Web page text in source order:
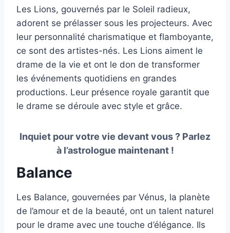
Les Lions, gouvernés par le Soleil radieux,
adorent se prélasser sous les projecteurs. Avec
leur personnalité charismatique et flamboyante,
ce sont des artistes-nés. Les Lions aiment le
drame de la vie et ont le don de transformer
les événements quotidiens en grandes
productions. Leur présence royale garantit que
le drame se déroule avec style et grâce.
Inquiet pour votre vie devant vous ? Parlez
à l’astrologue maintenant !
Balance
Les Balance, gouvernées par Vénus, la planète
de l’amour et de la beauté, ont un talent naturel
pour le drame avec une touche d’élégance. Ils